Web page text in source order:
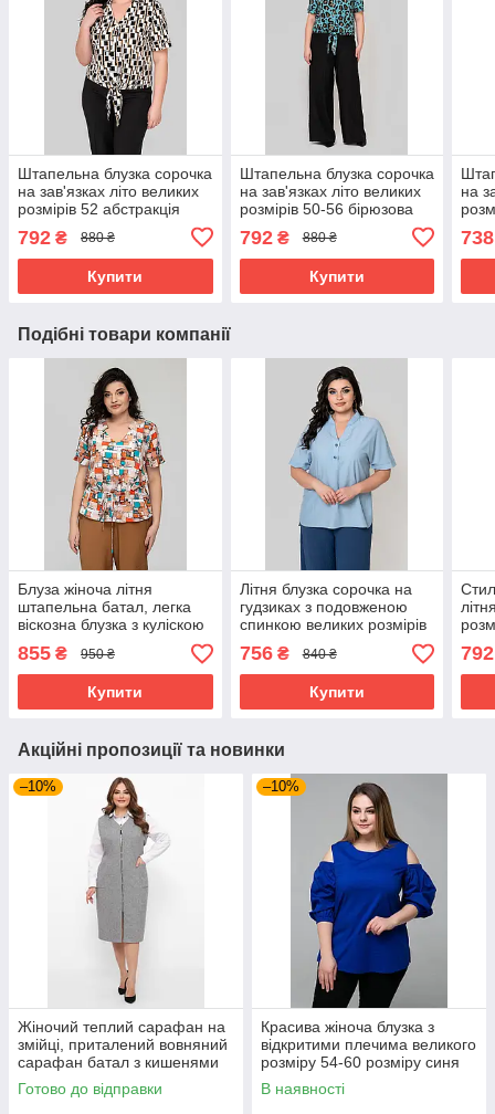
Штапельна блузка сорочка
на зав'язках літо великих
розмірів 52 абстракція
792 ₴ 880 ₴
Купити
Штапельна блузка сорочка
на зав'язках літо великих
розмірів 50-56 бірюзова
792₴ 880 ₴
Купити
на
738
Подібні товари компанії
Блуза жіноча літня
штапельна батал, легка
віскозна блузка з куліскою
на талії великих розмірів
50-60 бежева
855 ₴ 950 ₴
Купити
Літня блузка сорочка на
гудзиках з подовженою
спинкою великих розмірів
50-60 блакитна
756₴ 840 ₴
Купити
792
Акційні пропозиції та новинки
–10%
Жіночий теплий сарафан на
змійці, приталений вовняний
сарафан батал з кишенями
великих розмірів 54-64
розміри сірий
Готово до відправки
–10%
Красива жіноча блузка з
відкритими плечима великого
розміру 54-60 розміру синя
В наявності